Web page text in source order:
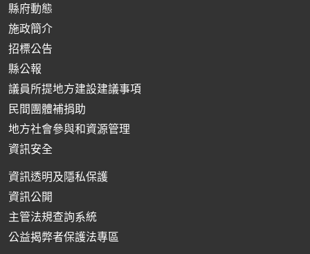
縣府動態
施政簡介
招標公告
縣公報
議員所提地方建設建議事項
民間團體補捐助
地方社會參與和資源管理
資訊安全
資訊透明及隱私保護
資訊公開
主管法規查詢系統
公益揭弊者保護法專區